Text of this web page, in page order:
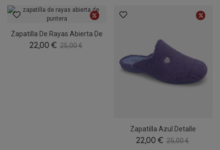
Zapatilla De Rayas Abierta De
Puntera
22,00 € 25,00 €
Zapatilla Azul Detalle
Corazón
22,00 € 25,00 €